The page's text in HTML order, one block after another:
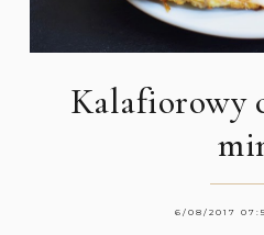
Kalafiorowy
6/08/2017